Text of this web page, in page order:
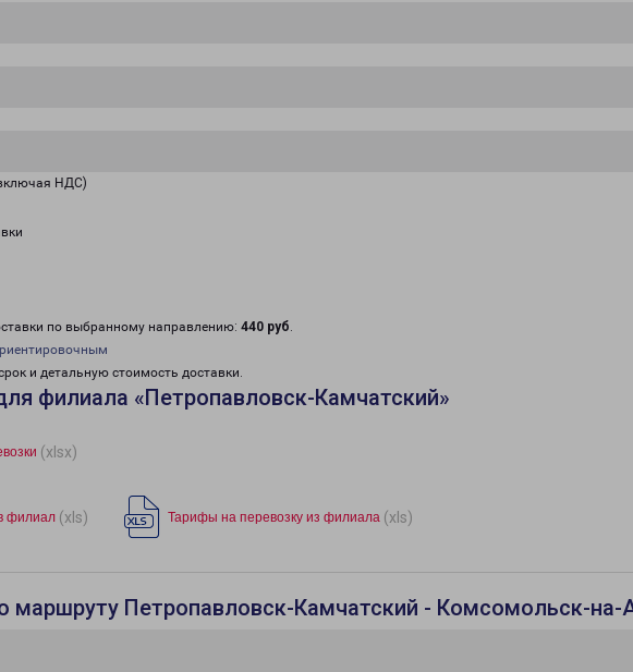
НДС)
по выбранному направлению: 440 руб.
и детальную стоимость доставки.
филиала «Петропавловск-Камчатский»
(xlsx)
филиал (xls) Тарифы на перевозку из филиала (xls)
маршруту Петропавловск-Камчатский - Комсомольск-на-